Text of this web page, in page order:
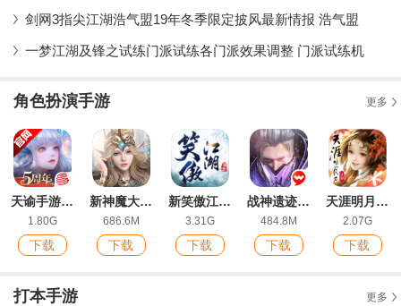
剑网3指尖江湖浩气盟19年冬季限定披风最新情报 浩气盟
一梦江湖及锋之试练门派试练各门派效果调整 门派试练机
角色扮演手游 更多
天谕手游网易版官方版
1.80G
下载
新神魔大陆九游版
686.6M
下载
新笑傲江湖手游IOS福利版
3.31G
下载
战神遗迹ios版
484.8M
下载
天涯明月刀手游最新版
2.07G
下载
打本手游 更多